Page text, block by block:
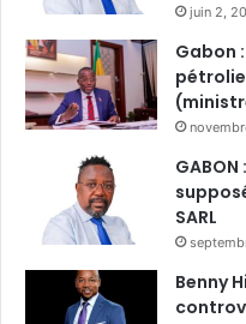
juin 2,
Gabon
GABON
SARL
Benny